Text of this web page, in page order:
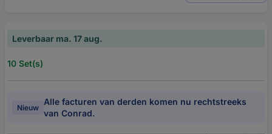
Leverbaar ma. 17 aug.
10 Set(s)
Nieuw
Alle facturen van derden komen nu rechtstreeks
van Conrad.